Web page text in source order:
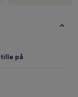
på